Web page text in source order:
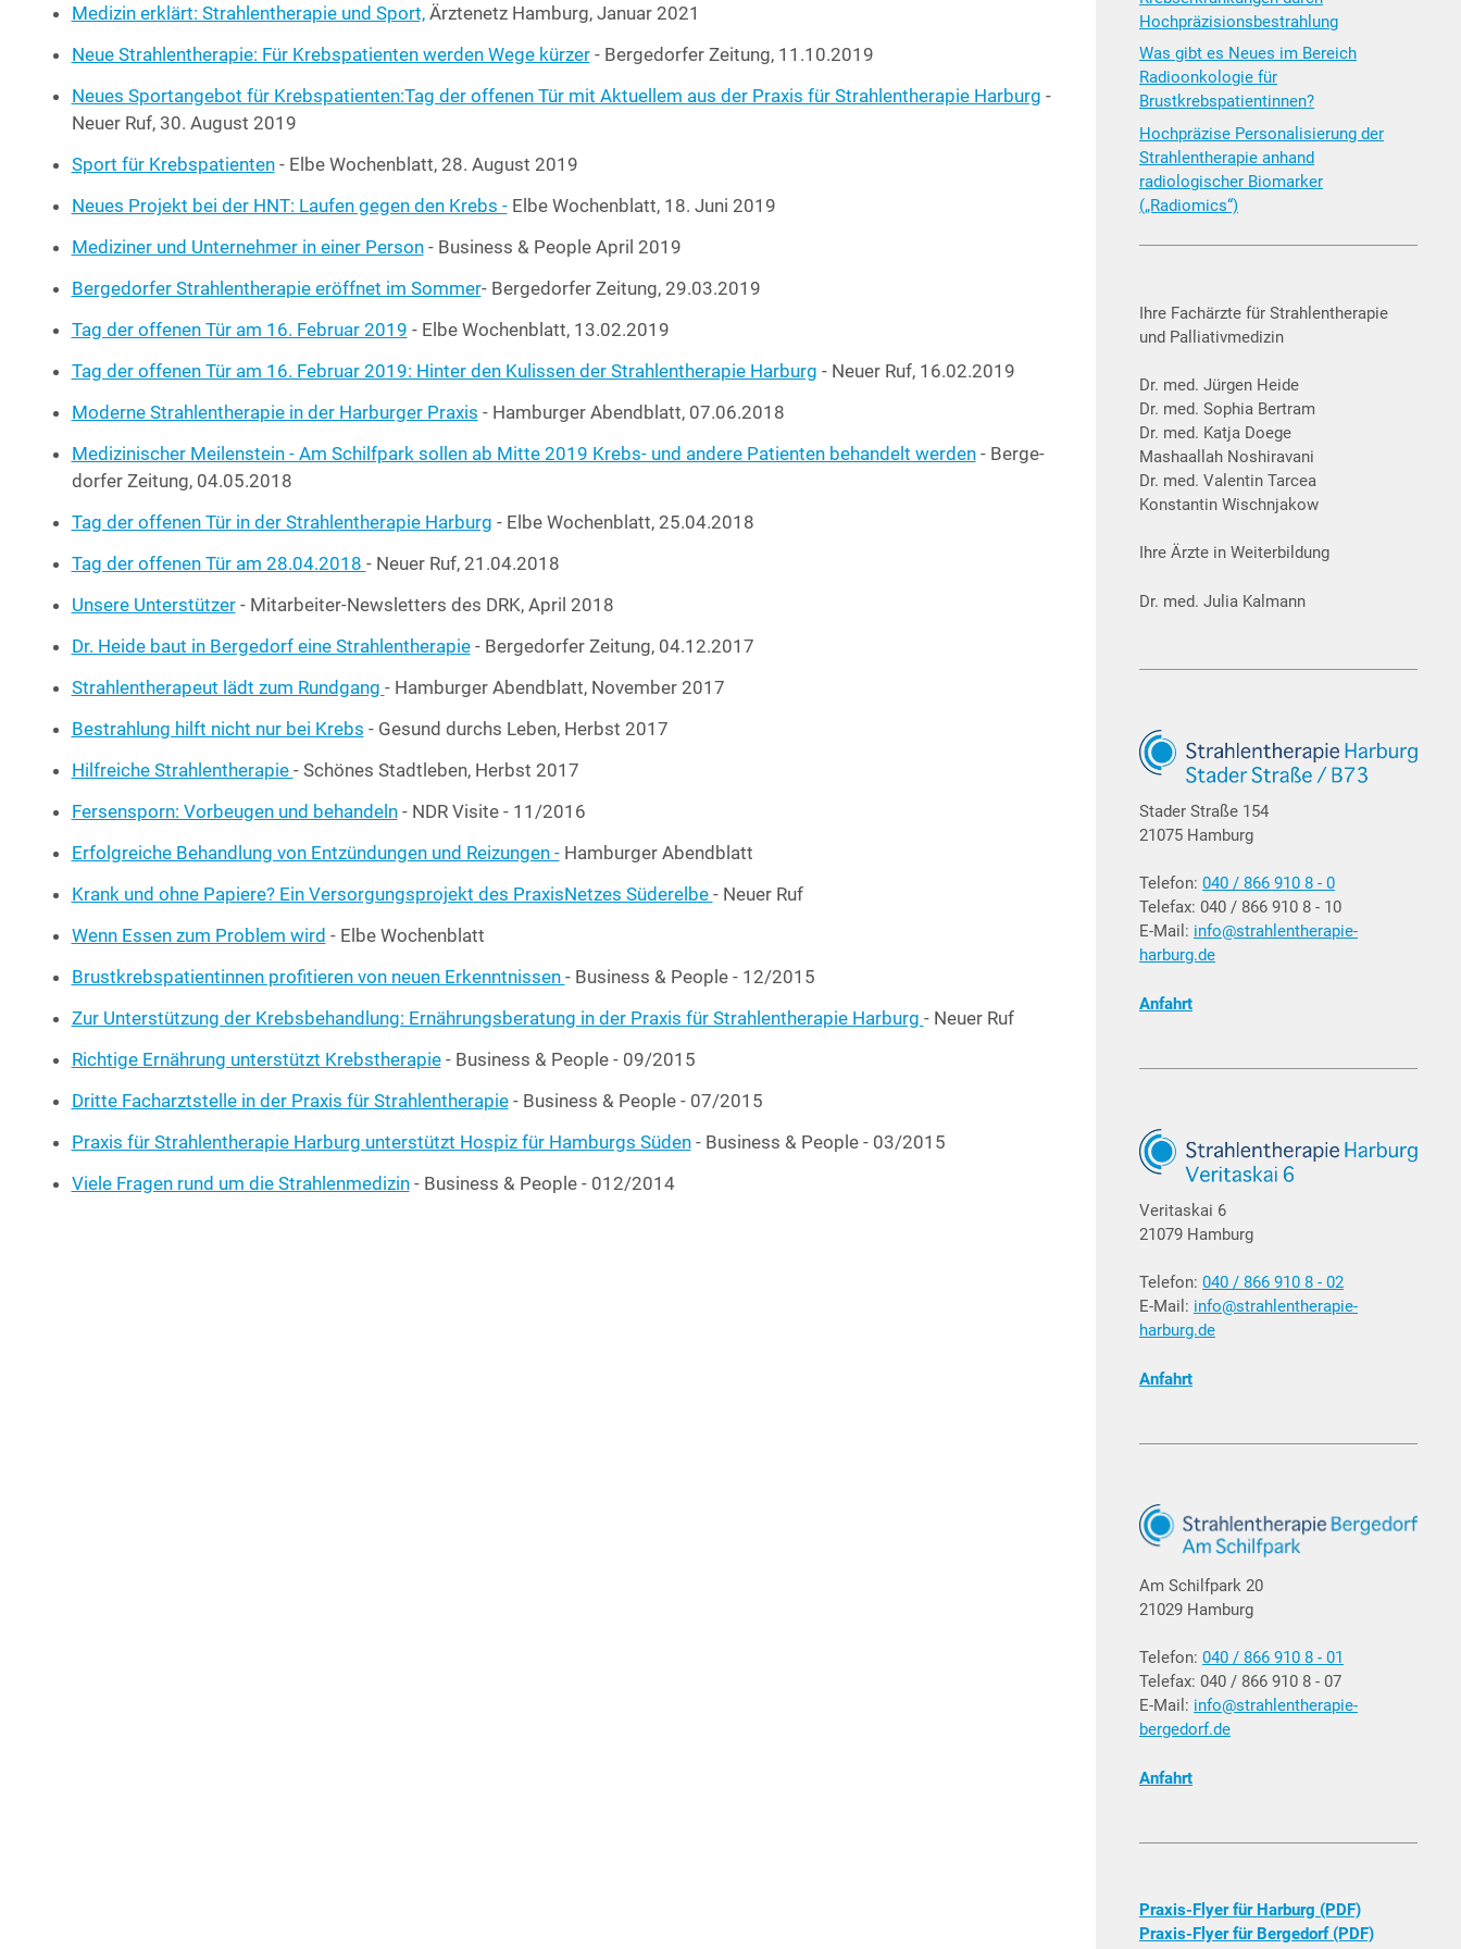
Medi­zin erklärt: Strah­len­the­ra­pie und Sport,Ärz­te­netz Ham­burg, Janu­ar 2021
Neue Strah­len­the­ra­pie: Für Krebs­pa­ti­en­ten wer­den Wege kür­zer- Ber­ge­dor­fer Zei­tung, 11.10.2019
Neu­es Sport­an­ge­bot für Krebspatienten:Tag der offe­nen Tür mit Aktu­el­lem aus der Pra­xis für Strah­len­the­ra­pie Har­burg -
Neu­er Ruf, 30. August 2019
Sport für Krebs­pa­ti­en­ten- Elbe Wochen­blatt, 28. August 2019
Neu­es Pro­jekt bei der HNT: Lau­fen gegen den Krebs -Elbe Wochen­blatt, 18. Juni 2019
Medi­zi­ner und Unter­neh­mer in einer Per­son- Busi­ness & Peo­p­le April 2019
Ber­ge­dor­fer Strah­len­the­ra­pie eröff­net im Som­mer- Ber­ge­dor­fer Zei­tung, 29.03.2019
Tag der offe­nen Tür am 16. Febru­ar 2019 - Elbe Wochen­blatt, 13.02.2019
Tag der offe­nen Tür am 16. Febru­ar 2019: Hin­ter den Kulis­sen der Strah­len­the­ra­pie Har­burg - Neu­er Ruf, 16.02.2019
Moder­ne Strah­len­the­ra­pie in der Har­bur­ger Pra­xis - Ham­bur­ger Abend­blatt, 07.06.2018
Medi­zi­ni­scher Mei­len­stein - Am Schilf­park sol­len ab Mit­te 2019 Krebs- und ande­re Pati­en­ten behan­delt wer­den- Ber­ge­
dor­fer Zei­tung, 04.05.2018
Tag der offe­nen Tür in der Strah­len­the­ra­pie Har­burg - Elbe Wochen­blatt, 25.04.2018
Tag der offe­nen Tür am 28.04.2018 - Neu­er Ruf, 21.04.2018
Unse­re Unter­stüt­zer- Mit­ar­bei­ter-News­let­ters des DRK, April 2018
Dr. Hei­de baut in Ber­ge­dorf eine Strah­len­the­ra­pie- Ber­ge­dor­fer Zei­tung, 04.12.2017
Strah­len­the­ra­peut lädt zum Rund­gang - Ham­bur­ger Abend­blatt, Novem­ber 2017
Bestrah­lung hilft nicht nur bei Krebs - Gesund durchs Leben, Herbst 2017
Hilf­rei­che Strah­len­the­ra­pie - Schö­nes Stadt­le­ben, Herbst 2017
Fer­sen­sporn: Vor­beu­gen und behan­deln- NDR Visi­te - 11/2016
Erfolg­rei­che Behand­lung von Ent­zün­dun­gen und Rei­zun­gen -Ham­bur­ger Abendblatt
Krank und ohne Papie­re? Ein Ver­sor­gungs­pro­jekt des Pra­xis­Net­zes Süd­er­el­be - Neu­er Ruf
Wenn Essen zum Pro­blem wird - Elbe Wochenblatt
Brust­krebs­pa­ti­en­tin­nen pro­fi­tie­ren von neu­en Erkennt­nis­sen - Busi­ness & Peo­p­le - 12/2015
Zur Unter­stüt­zung der Krebs­be­hand­lung: Ernäh­rungs­be­ra­tung in der Pra­xis für Strah­len­the­ra­pie Har­burg - Neu­er Ruf
Rich­ti­ge Ernäh­rung unter­stützt Krebs­the­ra­pie- Busi­ness & Peo­p­le - 09/2015
Drit­te Fach­arzt­stel­le in der Pra­xis für Strah­len­the­ra­pie- Busi­ness & Peo­p­le - 07/2015
Pra­xis für Strah­len­the­ra­pie Har­burg unter­stützt Hos­piz für Ham­burgs Süden- Busi­ness & Peo­p­le - 03/2015
Vie­le Fra­gen rund um die Strah­len­me­di­zin- Busi­ness & Peo­p­le - 012/2014
Hochpräzisionsbestrahlung
Was gibt es Neues im Bereich
Radioonkologie für
Brustkrebspatientinnen?
Hochpräzise Personalisierung der
Strahlentherapie anhand
radiologischer Biomarker
(„Radiomics“)
Ihre Fachärzte für Strahlentherapie
und Palliativmedizin
Dr. med. Jürgen Heide
Dr. med. Sophia Bertram
Dr. med. Katja Doege
Mashaallah Noshiravani
Dr. med. Valentin Tarcea
Konstantin Wischnjakow
Ihre Ärzte in Weiterbildung
Dr. med. Julia Kalmann
Stader Straße 154
21075 Hamburg
Telefon: 040 / 866 910 8 - 0
Telefax: 040 / 866 910 8 - 10
E-Mail: info@strahlentherapie-
harburg.de
Anfahrt
Veritaskai 6
21079 Hamburg
Telefon: 040 / 866 910 8 - 02
E-Mail: info@strahlentherapie-
harburg.de
Anfahrt
Am Schilfpark 20
21029 Hamburg
Telefon: 040 / 866 910 8 - 01
Telefax: 040 / 866 910 8 - 07
E-Mail: info@strahlentherapie-
bergedorf.de
Anfahrt
Praxis-Flyer für Harburg (PDF)
Praxis-Flyer für Bergedorf (PDF)